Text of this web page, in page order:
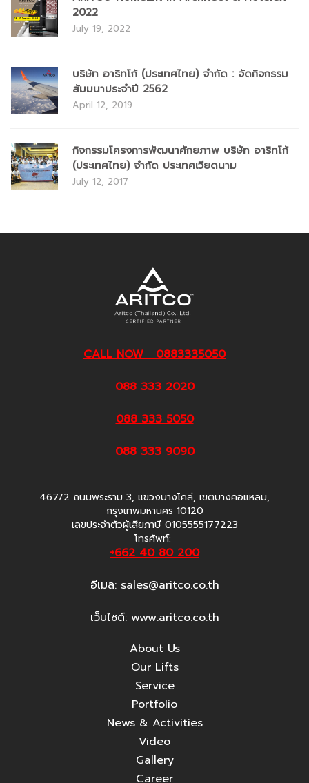
2022
July 19, 2022
บริษัท อาริทโก้ (ประเทศไทย) จำกัด : จัดกิจกรรม
สัมมนาประจำปี 2562
April 12, 2019
กิจกรรมโครงการพัฒนาศักยภาพ บริษัท อาริทโก้
(ประเทศไทย) จำกัด ประเทศเวียดนาม
July 12, 2017
CALL NOW 0883335050
088 333 2020
088 333 5050
088 333 9090
467/2 ถนนพระราม 3, แขวงบางโคล่, เขตบางคอแหลม,
กรุงเทพมหานคร 10120
เลขประจำตัวผู้เสียภาษี 0105555177223
โทรศัพท์:
+662 40 80 200
อีเมล: sales@aritco.co.th
เว็บไซต์: www.aritco.co.th
About Us
Our Lifts
Service
Portfolio
News & Activities
Video
Gallery
Career